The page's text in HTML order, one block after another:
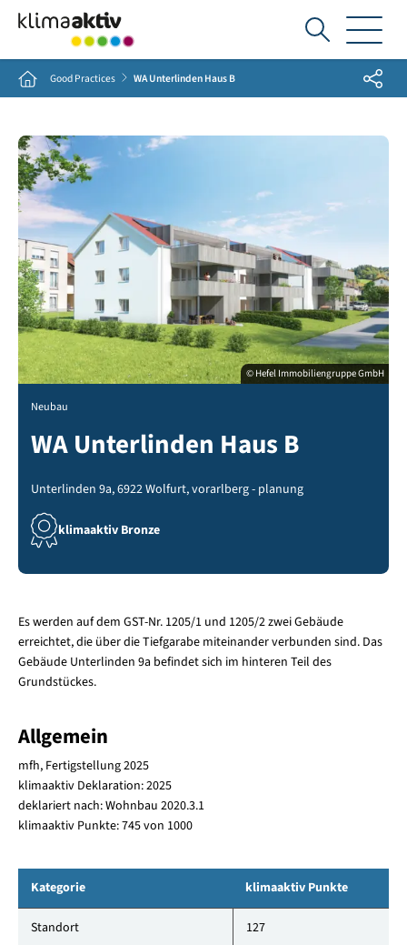
Ich
suche...
Home Good Practices WA Unterlinden Haus B Share
© Hefel Immobiliengruppe GmbH
Neubau
WA Unterlinden Haus B
Unterlinden 9a, 6922 Wolfurt, vorarlberg - planung
klimaaktiv Bronze
Es werden auf dem GST-Nr. 1205/1 und 1205/2 zwei Gebäude
erreichtet, die über die Tiefgarabe miteinander verbunden sind. Das
Gebäude Unterlinden 9a befindet sich im hinteren Teil des
Grundstückes.
Allgemein
mfh, Fertigstellung 2025
klimaaktiv Deklaration: 2025
deklariert nach: Wohnbau 2020.3.1
klimaaktiv Punkte: 745 von 1000
Kategorie klimaaktiv Punkte
Standort 127